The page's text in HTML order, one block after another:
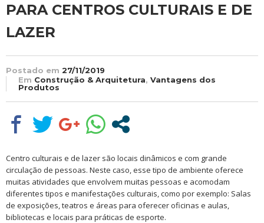
PARA CENTROS CULTURAIS E DE
LAZER
Postado em 27/11/2019
Em Construção & Arquitetura, Vantagens dos
Produtos
Centro culturais e de lazer são locais dinâmicos e com grande
circulação de pessoas. Neste caso, esse tipo de ambiente oferece
muitas atividades que envolvem muitas pessoas e acomodam
diferentes tipos e manifestações culturais, como por exemplo: Salas
de exposições, teatros e áreas para oferecer oficinas e aulas,
bibliotecas e locais para práticas de esporte.